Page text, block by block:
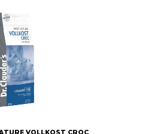
VOLLKOST CROC